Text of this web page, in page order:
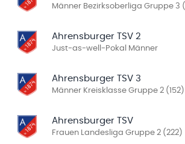
Männer Bezirksoberliga Gruppe 3
Ahrensburger TSV 2
Just-as-well-Pokal Männer
Ahrensburger TSV 3
Männer Kreisklasse Gruppe 2 (152)
Ahrensburger TSV
Frauen Landesliga Gruppe 2 (222)